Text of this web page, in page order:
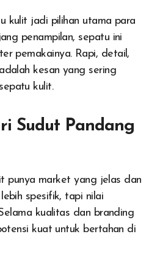
kulit jadi pilihan utama para
penampilan, sepatu ini
pemakainya. Rapi, detail,
kesan yang sering
kulit.
Sudut Pandang
punya market yang jelas dan
spesifik, tapi nilai
kualitas dan branding
kuat untuk bertahan di